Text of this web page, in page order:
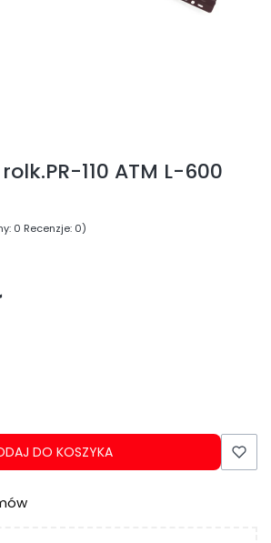
110 ATM L-600
0 Recenzje: 0)
DO KOSZYKA